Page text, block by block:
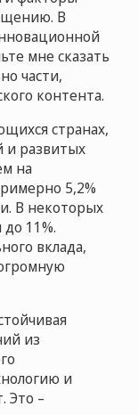
В
мне сказать
части,
контента.
странах,
и развитых
на
5,2%
В некоторых
11%.
вклада,
из
и
Это –